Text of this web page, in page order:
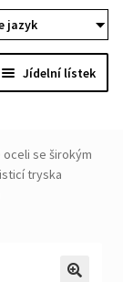
jazyk
Jídelní lístek
child
se širokým
tryska